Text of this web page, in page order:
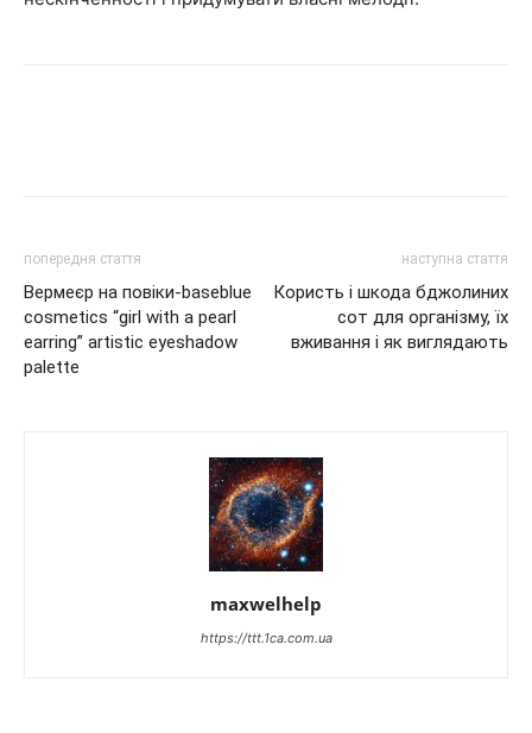
попередня стаття
Вермеєр на повіки-baseblue
cosmetics “girl with a pearl
earring” artistic eyeshadow
palette
наступна стаття
Користь і шкода бджолиних
сот для організму, їх
вживання і як виглядають
maxwelhelp
https://ttt.1ca.com.ua